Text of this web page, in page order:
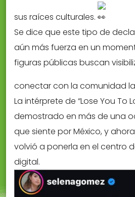
sus raíces culturales.
Se dice que este tipo de
aún más fuerza en un
figuras públicas buscan
conectar con la comunidad
La intérprete de “Lose You To
demostrado en más de una
que siente por México, y
volvió a ponerla en el centro
digital.